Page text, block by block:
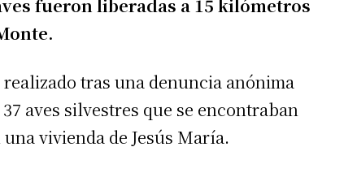
fueron liberadas a 15 kilómetros
tras una denuncia anónima
aves silvestres que se encontraban
vivienda de Jesús María.